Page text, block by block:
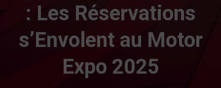
: Les Réservations
s’Envolent au Motor
Expo 2025